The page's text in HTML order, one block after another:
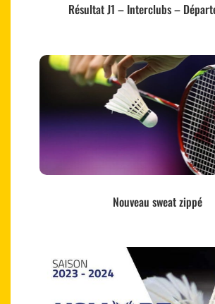
Résultat J1 – Interclubs –
Nouveau sweat zippé